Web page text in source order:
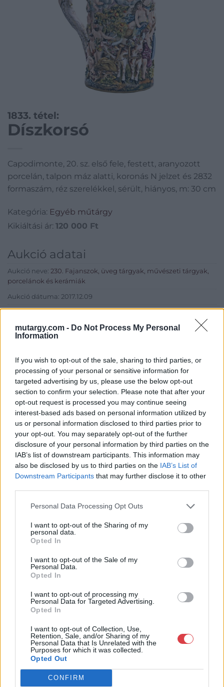
mutargy.com - Do Not Process My Personal
Information
If you wish to opt-out of the sale, sharing to third parties, or
processing of your personal or sensitive information for
targeted advertising by us, please use the below opt-out
section to confirm your selection. Please note that after your
opt-out request is processed you may continue seeing
interest-based ads based on personal information utilized by
us or personal information disclosed to third parties prior to
your opt-out. You may separately opt-out of the further
disclosure of your personal information by third parties on the
IAB’s list of downstream participants. This information may
also be disclosed by us to third parties on the IAB’s List of
Downstream Participants that may further disclose it to other
Personal Data Processing Opt Outs
I want to opt-out of the Sharing of my
personal data.
Opted In
I want to opt-out of the Sale of my
Personal Data.
Opted In
I want to opt-out of processing my
Personal Data for Targeted Advertising.
Opted In
I want to opt-out of Collection, Use,
Retention, Sale, and/or Sharing of my
Personal Data that Is Unrelated with the
Purposes for which it was collected.
Opted Out
CONFIRM
1833. tétel:
Díszkorsó
Capodimonte, 20. sz. első fele, festett, aranyozott
porcelán, talpon máz alatti, koronás N jelzet és 2832
formaszám, réz szerelékkel, sérült, hiányos, m: 30 cm
Kategória: Egyéb műtárgy
Kikiáltási ár: 120 000 Ft
Aukció adatai
Aukció neve: 230. Fajanszok, üveg tárgyak, művészeti tárgyak,
porcelánok és kerámiák
Aukció dátuma: 2017.12.09
Aukció ideje: 14:00
Aukció helye: Budapest, Balaton utca 8.
Eladó adatai
Eladó:Nagyházi Galéria és
Aukciósház
Cím: Müller Márta
Nagyházi Galéria és Aukciósház
Kft.
1055 Budapest, Balaton utca 8.
Telefon: +361 475 6000 +361
4756005
bútorok, szőnyegek, üveg, porcelán és ezüst tárgyak, ékszerek,
néprajzi tárgyak értékesítése és aukcionálása. Hagyatékok és
gyűjtemények árverezése. Ingyenes értékbecslés. Árveréseinkre
GALÉRIA TOVÁBBI MŰTÁRGYAI
KAPCSOLÓDÓ MŰTÁRGYAK